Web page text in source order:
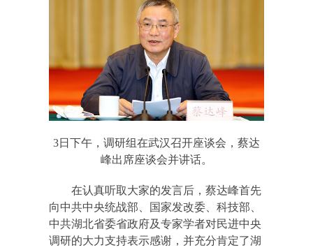
3日下午，调研组在武汉召开座谈会，蔡达
峰出席座谈会并讲话。
在认真听取大家的发言后，蔡达峰首先
向中共中央统战部、国家发改委、科技部、
中共湖北省委省政府及专家学者对民进中央
调研的大力支持表示感谢，并充分肯定了湖